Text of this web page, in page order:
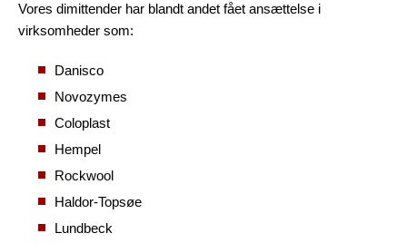
Vores dimittender har blandt andet fået ansættelse i
virksomheder som:
Danisco
Novozymes
Coloplast
Hempel
Rockwool
Haldor-Topsøe
Lundbeck